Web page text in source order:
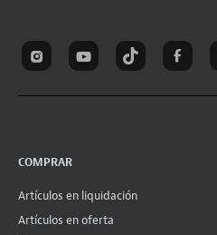
COMPRAR
Artículos en liquidación
Artículos en oferta